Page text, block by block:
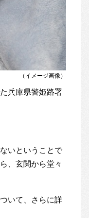
（イメージ画像）
兵庫県警姫路署
いということで
、玄関から堂々
いて、さらに詳